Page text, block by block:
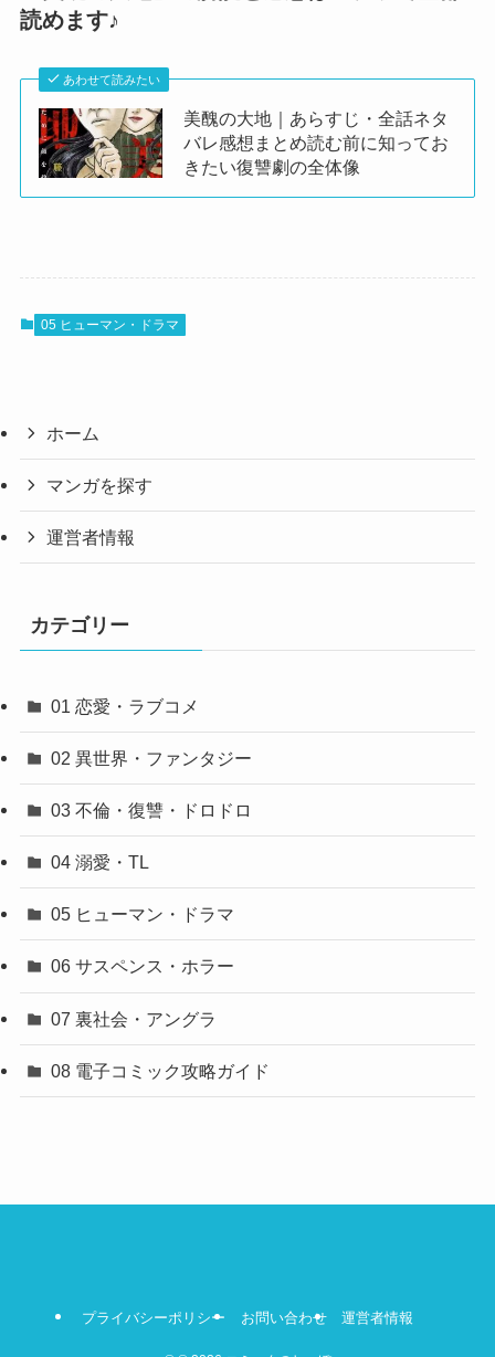
読めます♪
あわせて読みたい
美醜の大地｜あらすじ・全話ネタ
バレ感想まとめ読む前に知ってお
きたい復讐劇の全体像
05 ヒューマン・ドラマ
ホーム
マンガを探す
運営者情報
カテゴリー
01 恋愛・ラブコメ
02 異世界・ファンタジー
03 不倫・復讐・ドロドロ
04 溺愛・TL
05 ヒューマン・ドラマ
06 サスペンス・ホラー
07 裏社会・アングラ
08 電子コミック攻略ガイド
プライバシーポリシー お問い合わせ 運営者情報